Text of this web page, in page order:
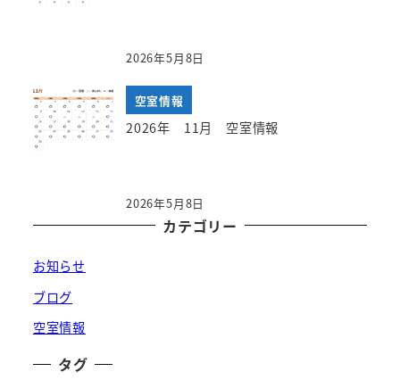
2026年5月8日
空室情報
2026年 11月 空室情報
2026年5月8日
カテゴリー
お知らせ
ブログ
空室情報
タグ